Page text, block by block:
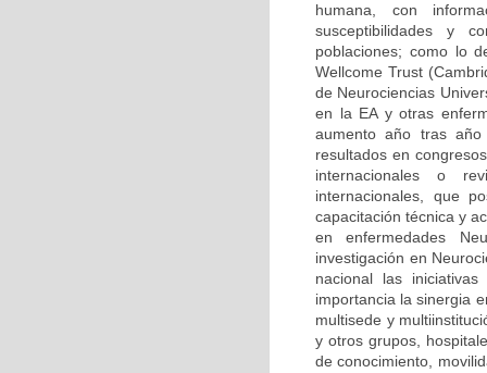
humana, con
susceptibilidades y
poblaciones; como lo
Wellcome Trust
de Neurociencias
en la EA y otras
aumento año tras año
resultados en
internacionales o
internacionales, que
capacitación técnica y
en enfermedades
investigación en
nacional las
importancia la sinergia
multisede y
y otros grupos,
de conocimiento,